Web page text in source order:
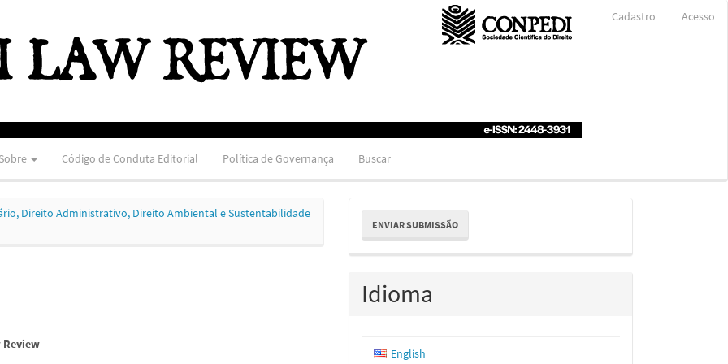
Cadastro Acesso
Sobre Código de Conduta Editorial Política de Governança Buscar
Direito Administrativo, Direito Ambiental e Sustentabilidade
Review
Enviar
Submissão
ENVIAR SUBMISSÃO
Idioma
English